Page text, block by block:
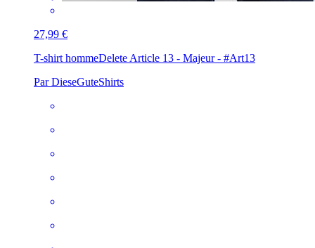
27,99 €
T-shirt hommeDelete Article 13 - Majeur - #Art13
Par DieseGuteShirts